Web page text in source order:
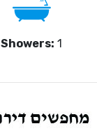
Showers: 1